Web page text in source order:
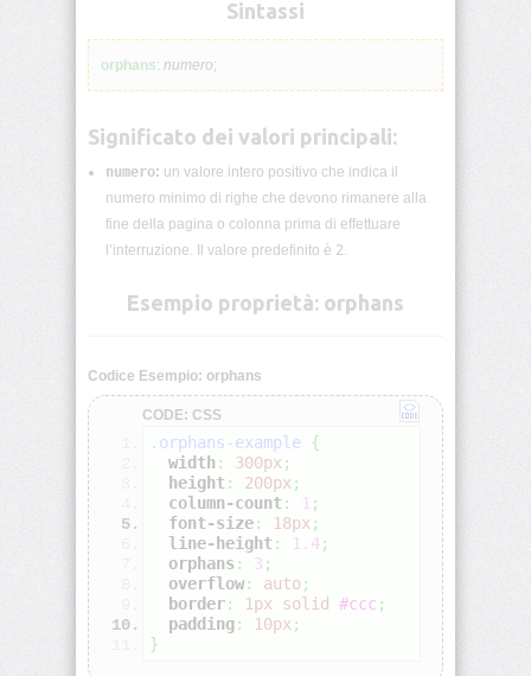
Funzioni
CSS
Browser
CSS
color
align-
content
align-
items
align-
self
all
Sintassi
orphans: numero;
Significato dei valori principali:
numero: un valore intero positivo che indica il
numero minimo di righe che devono rimanere alla
fine della pagina o colonna prima di effettuare
l’interruzione. Il valore predefinito è 2.
Esempio proprietà: orphans
Codice Esempio: orphans
CODE: CSS
.orphans-example
{
width : 300px ;
height : 200px ;
column-count : 1 ;
font-size: 18px ;
line-height : 1.4;
orphans : 3 ;
overflow: auto ;
border: 1px solid #ccc ;
padding: 10px ;
}